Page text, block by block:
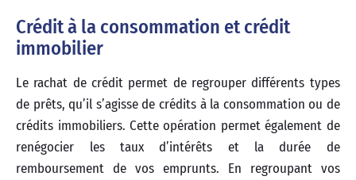
Crédit à la consommation et crédit
immobilier
Le rachat de crédit permet de regrouper différents types
de prêts, qu’il s’agisse de crédits à la consommation ou de
crédits immobiliers. Cette opération permet également de
renégocier les taux d’intérêts et la durée de
remboursement de vos emprunts. En regroupant vos